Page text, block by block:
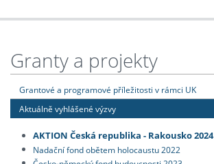
Granty a projekty
Grantové a programové příležitosti v rámci UK
Aktuálně vyhlášené výzvy
AKTION Česká republika - Rakousko 2024
Nadační fond obětem holocaustu 2022